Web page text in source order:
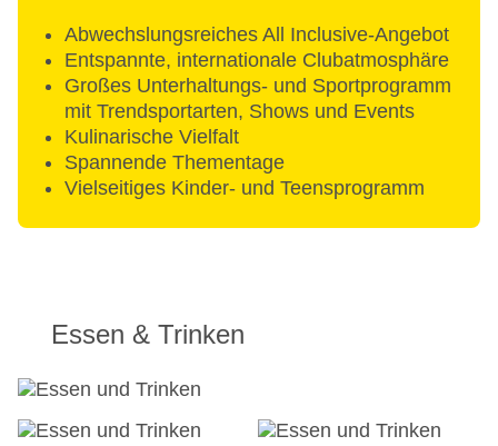
Abwechslungsreiches All Inclusive-Angebot
Entspannte, internationale Clubatmosphäre
Großes Unterhaltungs- und Sportprogramm
mit Trendsportarten, Shows und Events
Kulinarische Vielfalt
Spannende Thementage
Vielseitiges Kinder- und Teensprogramm
Essen & Trinken